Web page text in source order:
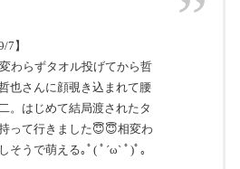
7】
わらずタオル投げてから哲
也さんに顔覗き込まれて腰
。はじめて結局渡されたタ
って行きました😇😇相変わ
そうで萌える｡ﾟ( ﾟ´ω` ﾟ)ﾟ｡